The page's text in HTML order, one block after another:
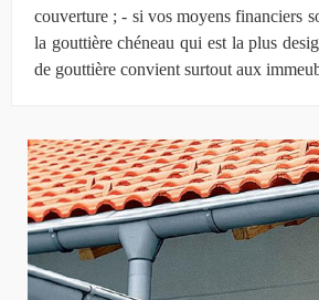
couverture ; - si vos moyens financiers
la gouttière chéneau qui est la plus
de gouttière convient surtout aux